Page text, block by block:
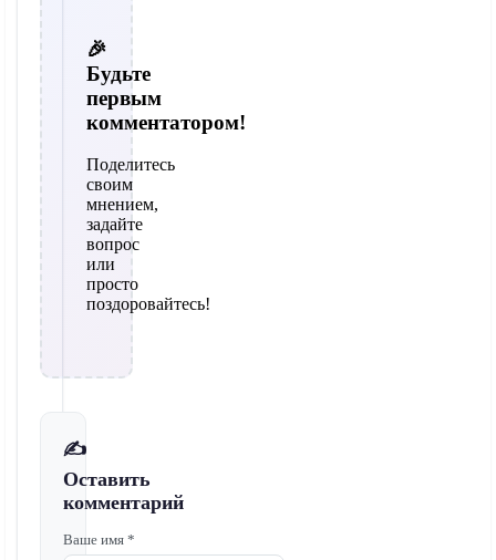
🎉
Будьте
первым
комментатором!
Поделитесь
своим
мнением,
задайте
вопрос
или
просто
поздоровайтесь!
✍️
Оставить
комментарий
Ваше имя *